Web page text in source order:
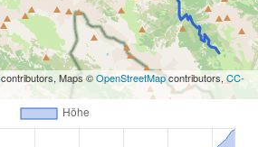
contributors, Maps ©OpenStreetMapcontributors, CC-